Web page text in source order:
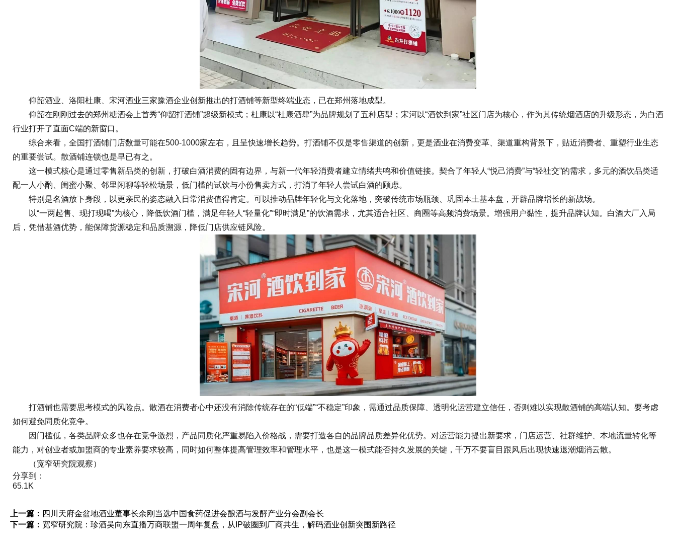
仰韶酒业、洛阳杜康、宋河酒业三家豫酒企业创新推出的打酒铺等新型终端业态，已在郑州落地成型。
仰韶在刚刚过去的郑州糖酒会上首秀“仰韶打酒铺”超级新模式；杜康以“杜康酒肆”为品牌规划了五种店型；宋河以“酒饮到家”社区门店为核心，作为其传统烟酒店的升级形态，为白酒
行业打开了直面C端的新窗口。
综合来看，全国打酒铺门店数量可能在500-1000家左右，且呈快速增长趋势。打酒铺不仅是零售渠道的创新，更是酒业在消费变革、渠道重构背景下，贴近消费者、重塑行业生态
的重要尝试。散酒铺连锁也是早已有之。
这一模式核心是通过零售新品类的创新，打破白酒消费的固有边界，与新一代年轻消费者建立情绪共鸣和价值链接。契合了年轻人“悦己消费”与“轻社交”的需求，多元的酒饮品类适
配一人小酌、闺蜜小聚、邻里闲聊等轻松场景，低门槛的试饮与小份售卖方式，打消了年轻人尝试白酒的顾虑。
特别是名酒放下身段，以更亲民的姿态融入日常消费值得肯定。可以推动品牌年轻化与文化落地，突破传统市场瓶颈、巩固本土基本盘，开辟品牌增长的新战场。
以“一两起售、现打现喝”为核心，降低饮酒门槛，满足年轻人“轻量化”“即时满足”的饮酒需求，尤其适合社区、商圈等高频消费场景。增强用户黏性，提升品牌认知。白酒大厂入局
后，凭借基酒优势，能保障货源稳定和品质溯源，降低门店供应链风险。
打酒铺也需要思考模式的风险点。散酒在消费者心中还没有消除传统存在的“低端”“不稳定”印象，需通过品质保障、透明化运营建立信任，否则难以实现散酒铺的高端认知。要考虑
如何避免同质化竞争。
因门槛低，各类品牌众多也存在竞争激烈，产品同质化严重易陷入价格战，需要打造各自的品牌品质差异化优势。对运营能力提出新要求，门店运营、社群维护、本地流量转化等
能力，对创业者或加盟商的专业素养要求较高，同时如何整体提高管理效率和管理水平，也是这一模式能否持久发展的关键，千万不要盲目跟风后出现快速退潮烟消云散。
（宽窄研究院观察）
分享到：
65.1K
上一篇： 四川天府金盆地酒业董事长余刚当选中国食药促进会酿酒与发酵产业分会副会长
下一篇： 宽窄研究院：珍酒吴向东直播万商联盟一周年复盘，从IP破圈到厂商共生，解码酒业创新突围新路径